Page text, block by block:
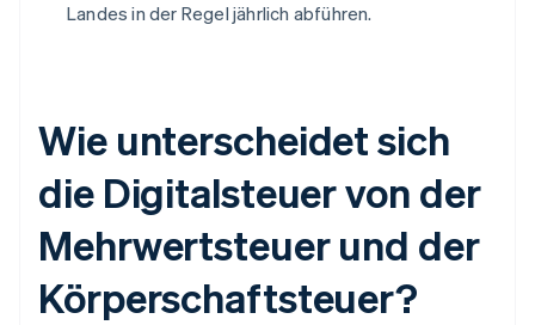
Landes in der Regel jährlich abführen.
Wie unterscheidet sich
die Digitalsteuer von der
Mehrwertsteuer und der
Körperschaftsteuer?